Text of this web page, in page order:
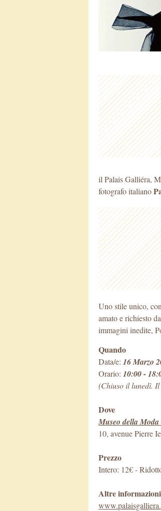
il Palais Galliéra,
fotografo italiano
Uno stile unico,
amato e richiesto
immagini inedite,
Quando
Data/e: 16 Marzo
Orario: 10:00 -
(Chiuso il lunedì.
Dove
Museo della
10, avenue Pierre
Prezzo
Intero: 12€ -
Altre informazioni